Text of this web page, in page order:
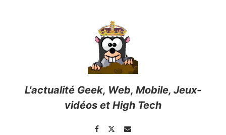
L'actualité Geek, Web, Mobile, Jeux-
vidéos et High Tech